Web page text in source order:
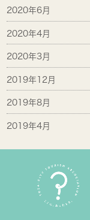
2020年6月
2020年4月
2020年3月
2019年12月
2019年8月
2019年4月